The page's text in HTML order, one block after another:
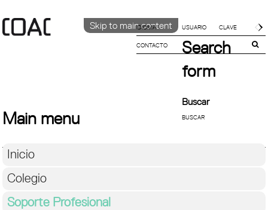
Skip to main content
IDIOMA
CATALÀ
CONTACTO
Search
form
Buscar
Main menu
Inicio
Colegio
Soporte Profesional